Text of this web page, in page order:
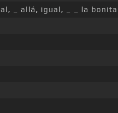
_ allá, igual, _ _ la bonita_